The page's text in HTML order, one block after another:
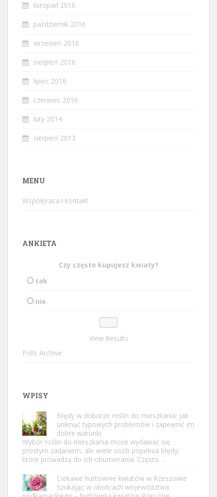
listopad 2016
październik 2016
wrzesień 2016
sierpień 2016
lipiec 2016
czerwiec 2016
luty 2014
sierpień 2013
MENU
Współpraca i kontakt
ANKIETA
Czy często kupujesz kwiaty?
tak
nie
View Results
Polls Archive
WPISY
Błędy w doborze roślin do mieszkania: jak
uniknąć typowych problemów i zapewnić im
dobre warunki
Wybór roślin do mieszkania może wydawać się
prostym zadaniem, ale wiele osób popełnia błędy,
które prowadzą do ich obumierania. Często …
Ciekawe hurtownie kwiatów w Rzeszowie
Szukając w okolicach województwa